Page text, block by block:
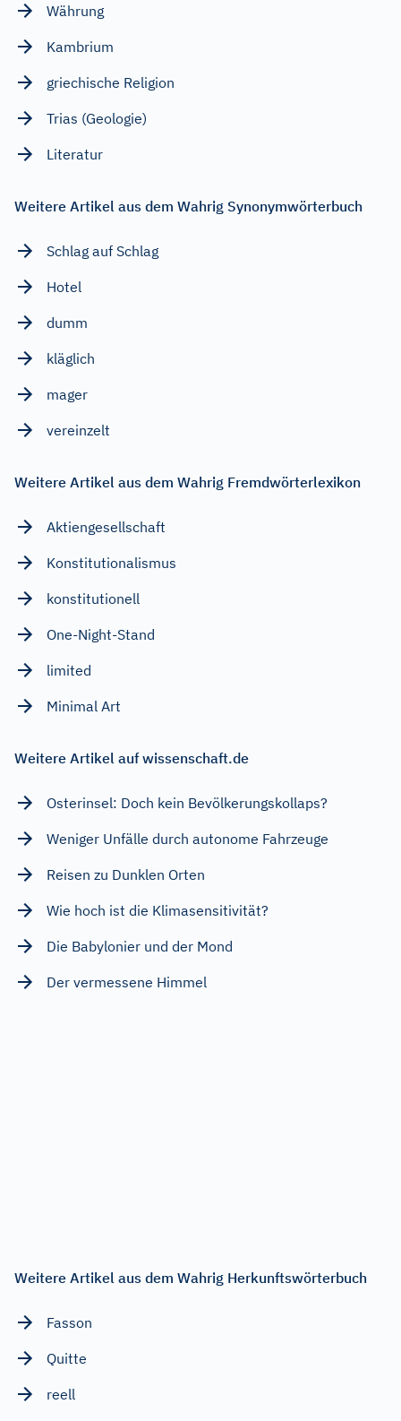
Währung
Kambrium
griechische Religion
Trias (Geologie)
Literatur
Weitere Artikel aus dem Wahrig Synonymwörterbuch
Schlag auf Schlag
Hotel
dumm
kläglich
mager
vereinzelt
Weitere Artikel aus dem Wahrig Fremdwörterlexikon
Aktiengesellschaft
Konstitutionalismus
konstitutionell
One-Night-Stand
limited
Minimal Art
Weitere Artikel auf wissenschaft.de
Osterinsel: Doch kein Bevölkerungskollaps?
Weniger Unfälle durch autonome Fahrzeuge
Reisen zu Dunklen Orten
Wie hoch ist die Klimasensitivität?
Die Babylonier und der Mond
Der vermessene Himmel
Weitere Artikel aus dem Wahrig Herkunftswörterbuch
Fasson
Quitte
reell